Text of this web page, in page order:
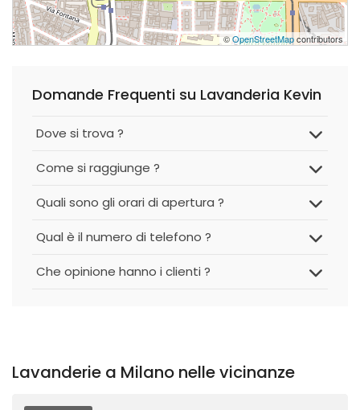
©OpenStreetMapcontributors
Domande Frequenti su Lavanderia Kevin
Dove si trova ?
Come si raggiunge ?
Quali sono gli orari di apertura ?
Qual è il numero di telefono ?
Che opinione hanno i clienti ?
Lavanderie a Milano nelle vicinanze